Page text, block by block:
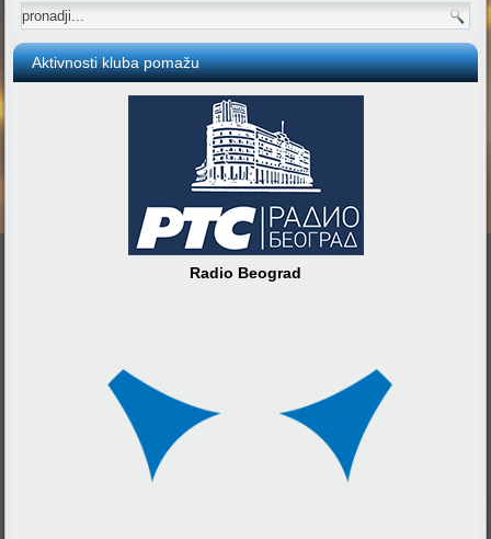
Aktivnosti kluba pomažu
Radio Beograd